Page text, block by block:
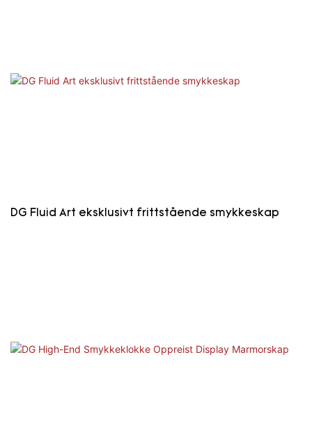
DG Fluid Art eksklusivt frittstående smykkeskap